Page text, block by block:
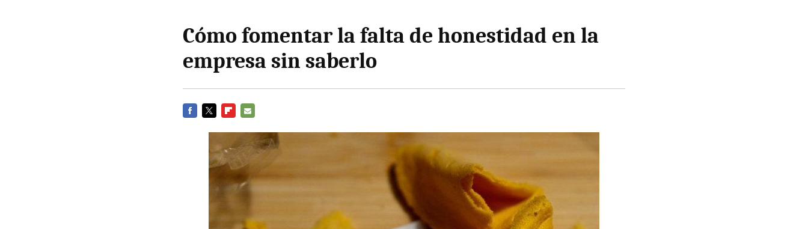
Cómo fomentar la falta de honestidad en la
empresa sin saberlo
MAIL